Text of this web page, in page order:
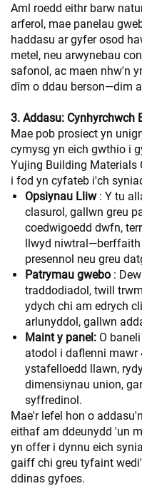
Aml roedd eithr barw
arferol, mae panelau
haddasu ar gyfer osod
metel, neu arwynebau
safonol, ac maen nhw'n
dîm o ddau berson—dim
3. Addasu: Cynhyrchwch
Mae pob prosiect yn
cymysg yn eich gwthio i
Yujing Building Materials
i fod yn cyfateb i'ch
Opsiynau Lliw : Y tu
clasurol, gallwn greu
coedwigoedd dwfn,
llwyd niwtral—berffaith
presennol neu greu
Patrymau gwebo :
traddodiadol, twill
ydych chi am edrych
arlunyddol, gallwn
Maint y panel: O
atodol i daflenni
ystafelloedd llawn,
dimensiynau union,
syffredinol.
Mae'r lefel hon o
eithaf am ddeunydd 'un
yn offer i dynnu eich
gaiff chi greu tyfaint
ddinas gyfoes.